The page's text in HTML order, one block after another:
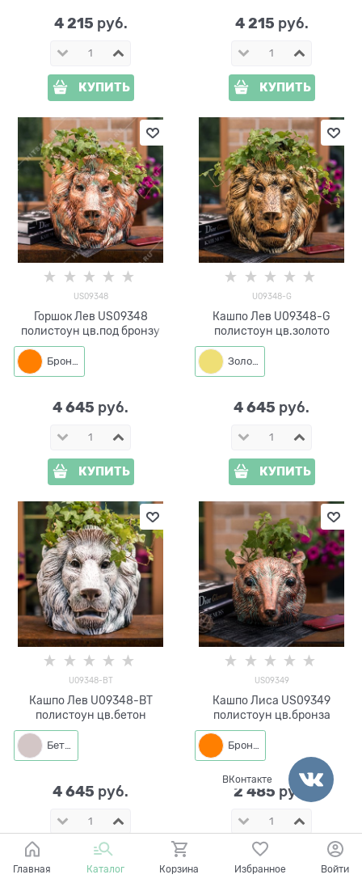
4 215 руб.
КУПИТЬ
4 215 руб.
КУПИТЬ
US09348
Горшок Лев US09348
полистоун цв.под бронзу
Бронза
4 645 руб.
КУПИТЬ
U09348-G
Кашпо Лев U09348-G
полистоун цв.золото
Золото
4 645 руб.
КУПИТЬ
U09348-BT
Кашпо Лев U09348-BT
полистоун цв.бетон
Бетон
4 645 руб.
КУПИТЬ
US09349
Кашпо Лиса US09349
полистоун цв.бронза
Бронза
2 485 руб.
КУПИТЬ
Главная Каталог Корзина Избранное Войти
ВКонтакте